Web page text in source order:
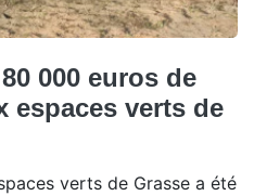
000 euros de
espaces verts de
verts de Grasse a été